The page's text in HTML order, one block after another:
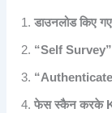
डाउनलोड किए
“Self
फेस स्कैन करके